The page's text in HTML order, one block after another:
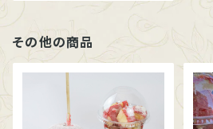
その他の商品